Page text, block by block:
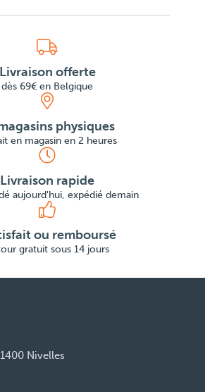
Livraison offerte
dès 69€ en Belgique
physiques
en magasin en 2 heures
Livraison rapide
aujourd'hui, expédié demain
ou remboursé
gratuit sous 14 jours
Nivelles